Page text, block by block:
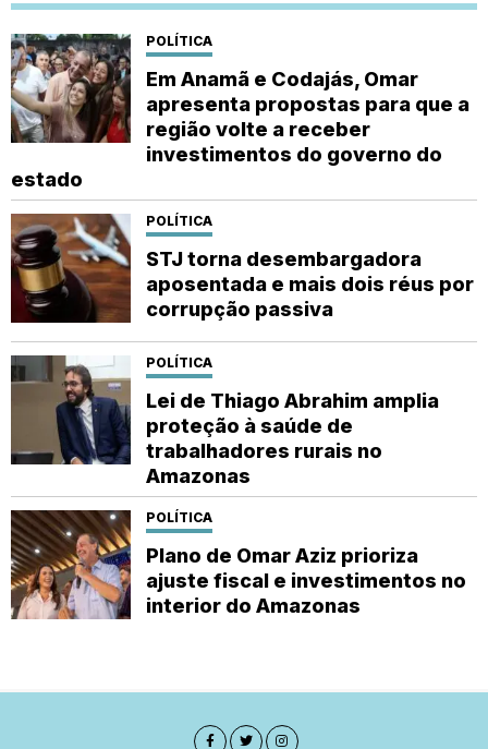
POLÍTICA
Em Anamã e Codajás, Omar
apresenta propostas para que a
região volte a receber
investimentos do governo do
estado
POLÍTICA
STJ torna desembargadora
aposentada e mais dois réus por
corrupção passiva
POLÍTICA
Lei de Thiago Abrahim amplia
proteção à saúde de
trabalhadores rurais no
Amazonas
POLÍTICA
Plano de Omar Aziz prioriza
ajuste fiscal e investimentos no
interior do Amazonas